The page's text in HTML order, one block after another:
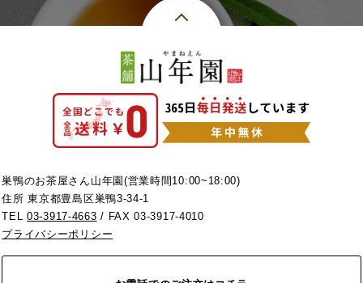
巣鴨のお茶屋さん山年園(営業時間10:00~18:00)
住所 東京都豊島区巣鴨3-34-1
TEL03-3917-4663 / FAX 03-3917-4010
プライバシーポリシー